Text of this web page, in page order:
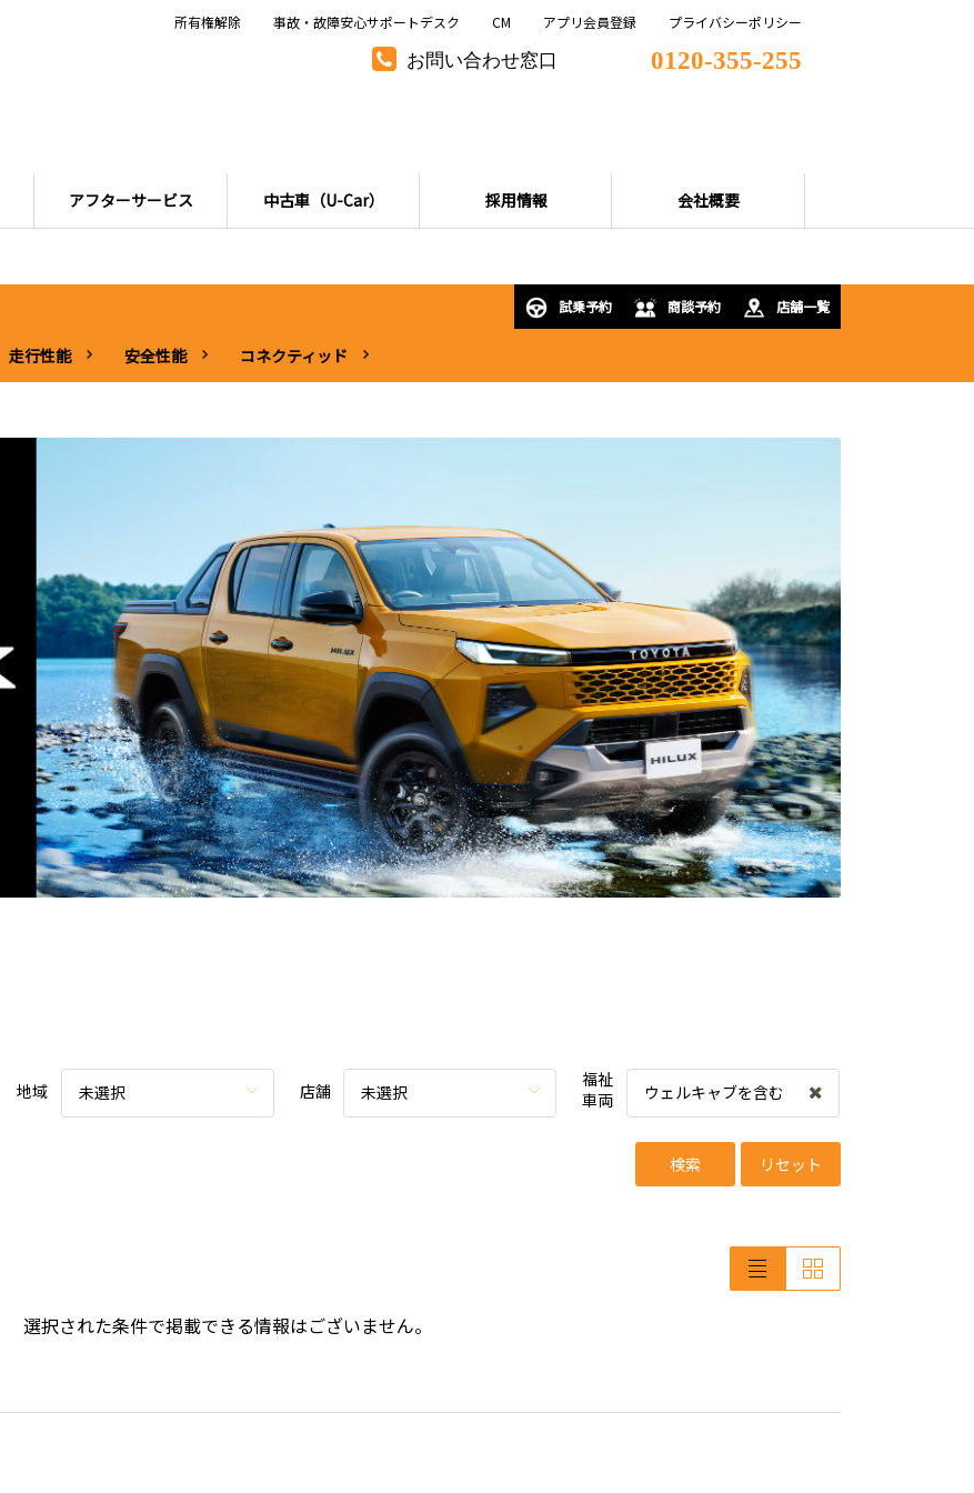
お問い合わせ窓口 0120-355-255
アフターサービス 中古車（U-Car） 採用情報 会社概要
所有権解除 事故・故障安心サポートデスク CM アプリ会員登録 プライバシーポリシー
試乗予約 商談予約 店舗一覧
走行性能 安全性能 コネクティッド
地域 未選択 店舗 未選択
福祉
車両
ウェルキャブを含む
検索 リセット
選択された条件で掲載できる情報はございません。